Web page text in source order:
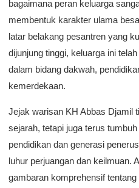
bagaimana peran keluarga
membentuk karakter ulama
latar belakang pesantren yang
dijunjung tinggi, keluarga ini
dalam bidang dakwah,
kemerdekaan.
Jejak warisan KH Abbas Djamil
sejarah, tetapi juga terus
pendidikan dan generasi
luhur perjuangan dan keilmuan.
gambaran komprehensif